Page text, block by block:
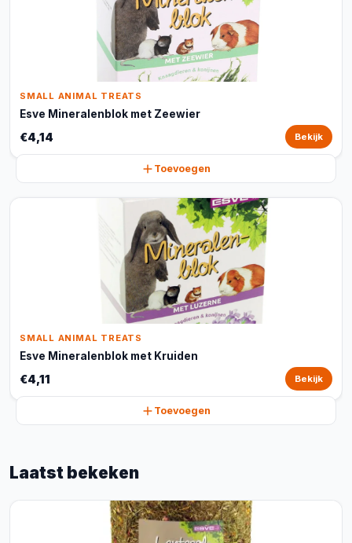
SMALL ANIMAL TREATS
Esve Mineralenblok met Zeewier
€4,14 Bekijk
Toevoegen
SMALL ANIMAL TREATS
Esve Mineralenblok met Kruiden
€4,11 Bekijk
Toevoegen
Laatst bekeken